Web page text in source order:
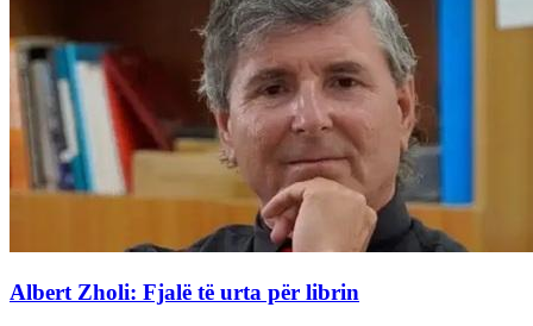
Albert Zholi: Fjalë të urta për librin